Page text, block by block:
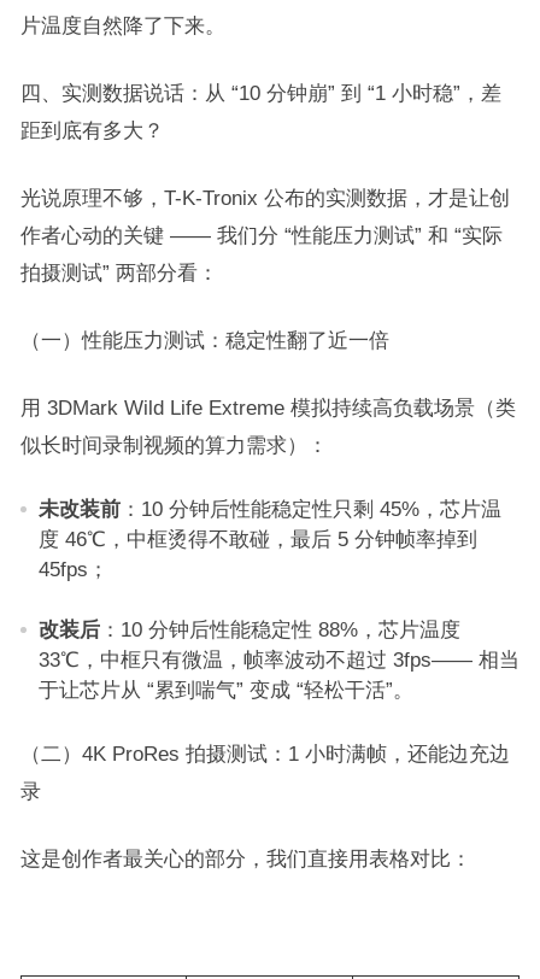
片温度自然降了下来。​
四、实测数据说话：从 “10 分钟崩” 到 “1 小时稳”，差
距到底有多大？​
光说原理不够，T-K-Tronix 公布的实测数据，才是让创
作者心动的关键 —— 我们分 “性能压力测试” 和 “实际
拍摄测试” 两部分看：​
（一）性能压力测试：稳定性翻了近一倍​
用 3DMark Wild Life Extreme 模拟持续高负载场景（类
似长时间录制视频的算力需求）：​
未改装前：10 分钟后性能稳定性只剩 45%，芯片温
度 46℃，中框烫得不敢碰，最后 5 分钟帧率掉到
45fps；​
改装后：10 分钟后性能稳定性 88%，芯片温度
33℃，中框只有微温，帧率波动不超过 3fps—— 相当
于让芯片从 “累到喘气” 变成 “轻松干活”。​
（二）4K ProRes 拍摄测试：1 小时满帧，还能边充边
录​
这是创作者最关心的部分，我们直接用表格对比：​